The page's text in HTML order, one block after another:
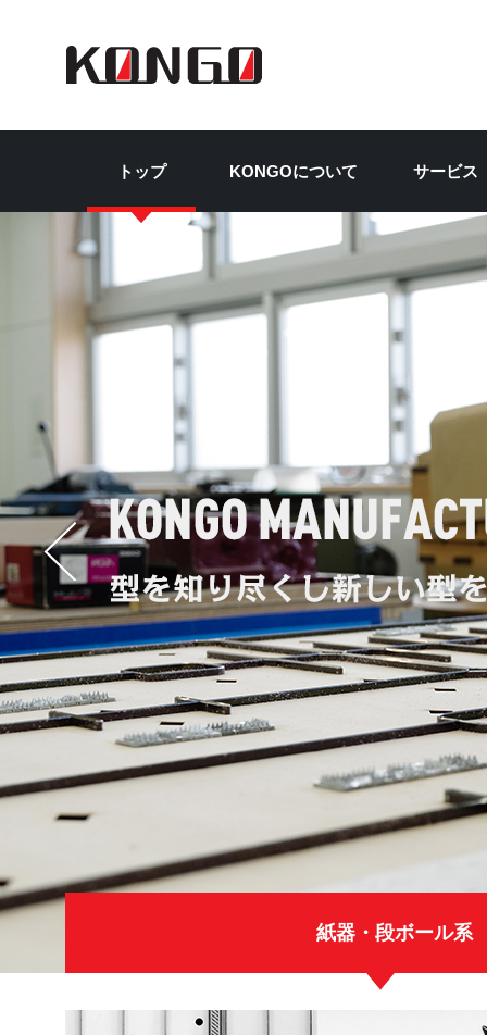
トップ KONGOについて サービス
prev
紙器・段ボール系